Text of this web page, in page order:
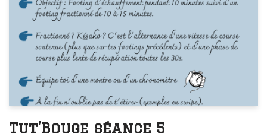
Tut’Bouge séance 5